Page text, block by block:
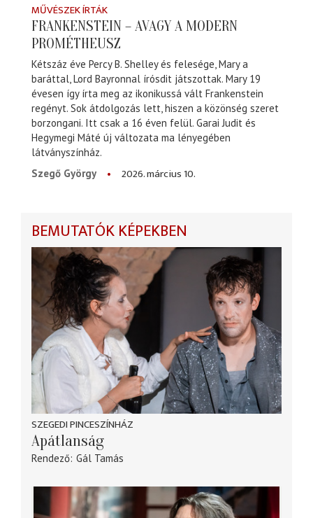
MŰVÉSZEK ÍRTÁK
FRANKENSTEIN – AVAGY A MODERN
PROMÉTHEUSZ
Kétszáz éve Percy B. Shelley és felesége, Mary a
baráttal, Lord Bayronnal írósdit játszottak. Mary 19
évesen így írta meg az ikonikussá vált Frankenstein
regényt. Sok átdolgozás lett, hiszen a közönség szeret
borzongani. Itt csak a 16 éven felül. Garai Judit és
Hegymegi Máté új változata ma lényegében
látványszínház.
Szegő György
2026. március 10.
BEMUTATÓK KÉPEKBEN
SZEGEDI PINCESZÍNHÁZ
Apátlanság
Rendező Gál Tamás